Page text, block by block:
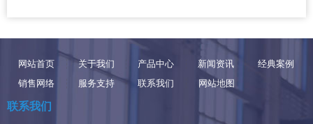
网站首页 关于我们 产品中心 新闻资讯
经典案例
销售网络
服务支持 联系我们 网站地图
联系我们